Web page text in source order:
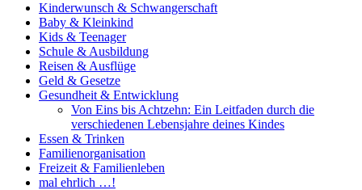
Kinderwunsch & Schwangerschaft
Baby & Kleinkind
Kids & Teenager
Schule & Ausbildung
Reisen & Ausflüge
Geld & Gesetze
Gesundheit & Entwicklung
Von Eins bis Achtzehn: Ein Leitfaden durch die
verschiedenen Lebensjahre deines Kindes
Essen & Trinken
Familienorganisation
Freizeit & Familienleben
mal ehrlich …!